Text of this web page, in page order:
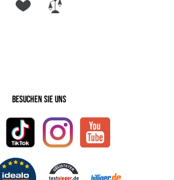
Besuchen Sie uns